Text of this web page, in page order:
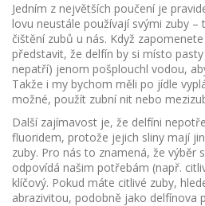
Jedním z největších poučení je
lovu neustále používají svými zuby
čištění zubů u nás. Když
představit, že delfín by si místo
nepatří) jenom pošplouchl vodou,
Takže i my bychom měli po jídle
možné, použít zubní nit nebo
Další zajímavost je, že delfíni
fluoridem, protože jejich sliny mají
zuby. Pro nás to znamená, že výběr
odpovídá našim potřebám (např.
klíčový. Pokud máte citlivé zuby,
abrazivitou, podobně jako delfínova